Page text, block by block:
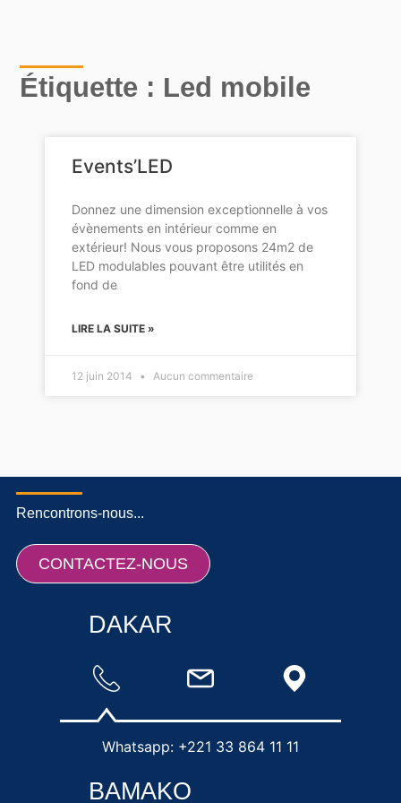
Étiquette : Led mobile
Events’LED
Donnez une dimension exceptionnelle à vos
évènements en intérieur comme en
extérieur! Nous vous proposons 24m2 de
LED modulables pouvant être utilités en
fond de
LIRE LA SUITE »
12 juin 2014 Aucun commentaire
Rencontrons-nous...
CONTACTEZ-NOUS
DAKAR
Whatsapp: +221 33 864 11 11
BAMAKO